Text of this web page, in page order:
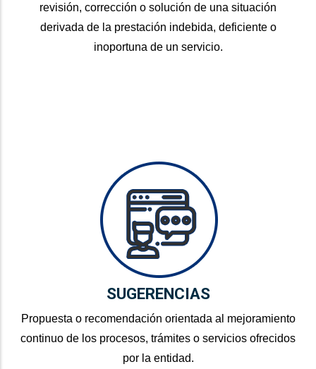
revisión, corrección o solución de una situación
derivada de la prestación indebida, deficiente o
inoportuna de un servicio.
SUGERENCIAS
Propuesta o recomendación orientada al mejoramiento
continuo de los procesos, trámites o servicios ofrecidos
por la entidad.